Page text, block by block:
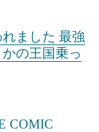
ました 最強
の王国乗っ
COMIC